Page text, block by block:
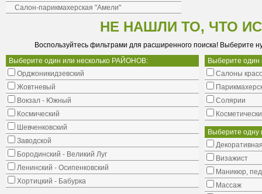
Салон-парикмахерская "Амели"
НЕ НАШЛИ ТО, ЧТО
Воспользуйтесь фильтрами для расширенного поиска! Выберите
Выберите один или несколько РАЙОНОВ:
Орджоникидзевский
Жовтневый
Вокзал - Южный
Космический
Шевченковский
Заводской
Бородинский - Великий Луг
Ленинский - Осипенковский
Хортицкий - Бабурка
Выберите
Салоны
Солярии
Выберите одну
Визажист
Маникюр,
Массаж